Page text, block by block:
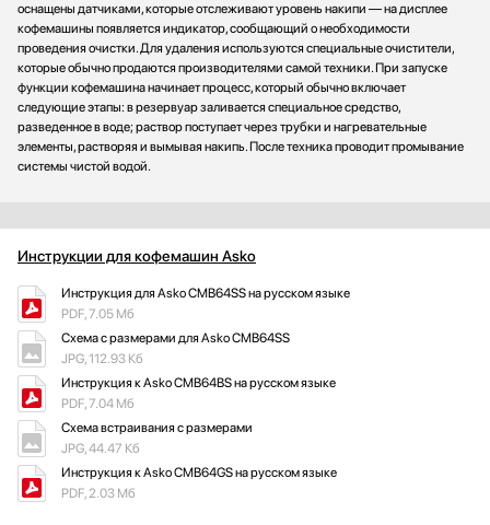
оснащены датчиками, которые отслеживают уровень накипи — на дисплее
кофемашины появляется индикатор, сообщающий о необходимости
проведения очистки. Для удаления используются специальные очистители,
которые обычно продаются производителями самой техники. При запуске
функции кофемашина начинает процесс, который обычно включает
следующие этапы: в резервуар заливается специальное средство,
разведенное в воде; раствор поступает через трубки и нагревательные
элементы, растворяя и вымывая накипь. После техника проводит промывание
системы чистой водой.
Инструкции для кофемашин Asko
Инструкция для Asko CMB64SS на русском языке
PDF, 7.05 Мб
Схема с размерами для Asko CMB64SS
JPG, 112.93 Кб
Инструкция к Asko CMB64BS на русском языке
PDF, 7.04 Мб
Схема встраивания с размерами
JPG, 44.47 Кб
Инструкция к Asko CMB64GS на русском языке
PDF, 2.03 Мб